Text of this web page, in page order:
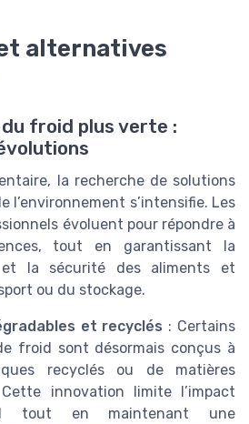
alternatives
froid plus verte :
la recherche de solutions
l’environnement s’intensifie. Les
évoluent pour répondre à
tout en garantissant la
et la sécurité des aliments et
ou du stockage.
et recyclés : Certains
froid sont désormais conçus à
recyclés ou de matières
Cette innovation limite l’impact
tout en maintenant une